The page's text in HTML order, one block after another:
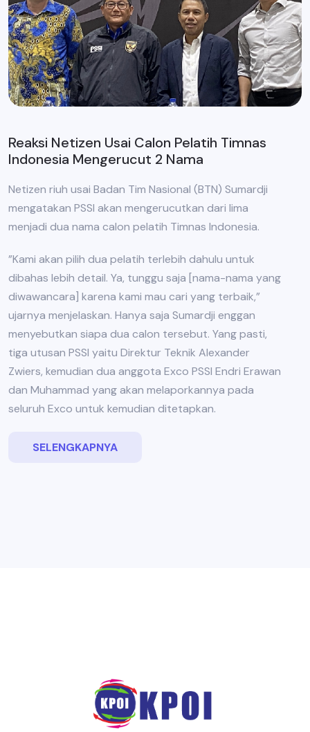
Reaksi Netizen Usai Calon Pelatih Timnas
Indonesia Mengerucut 2 Nama
Netizen riuh usai Badan Tim Nasional (BTN) Sumardji
mengatakan PSSI akan mengerucutkan dari lima
menjadi dua nama calon pelatih Timnas Indonesia.
”Kami akan pilih dua pelatih terlebih dahulu untuk
dibahas lebih detail. Ya, tunggu saja [nama-nama yang
diwawancara] karena kami mau cari yang terbaik,”
ujarnya menjelaskan. Hanya saja Sumardji enggan
menyebutkan siapa dua calon tersebut. Yang pasti,
tiga utusan PSSI yaitu Direktur Teknik Alexander
Zwiers, kemudian dua anggota Exco PSSI Endri Erawan
dan Muhammad yang akan melaporkannya pada
seluruh Exco untuk kemudian ditetapkan.
SELENGKAPNYA